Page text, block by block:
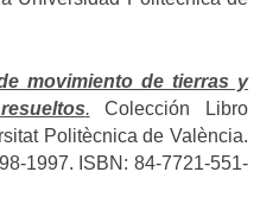
movimiento de tierras y
. Colección Libro
Politècnica de València.
1997. ISBN: 84-7721-551-